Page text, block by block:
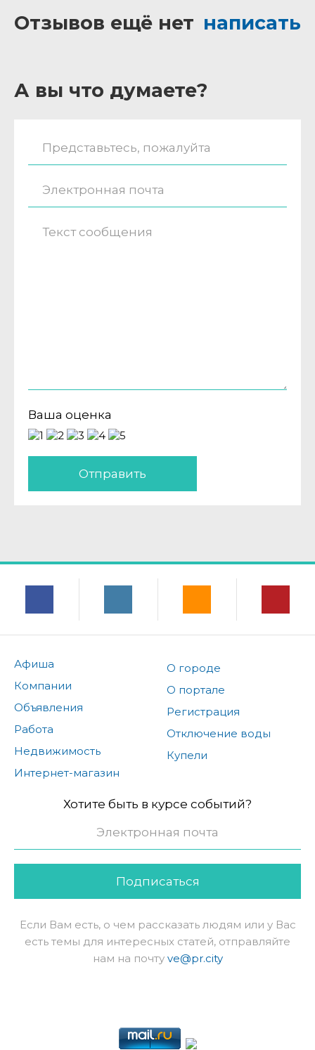
Отзывов ещё нет написать
А вы что думаете?
Ваша оценка
Отправить
Афиша
Компании
Объявления
Работа
Недвижимость
Интернет-магазин
О городе
О портале
Регистрация
Отключение воды
Купели
Хотите быть в курсе событий?
Подписаться
Если Вам есть, о чем рассказать людям или у Вас
есть темы для интересных статей, отправляйте
нам на почту ve@pr.city